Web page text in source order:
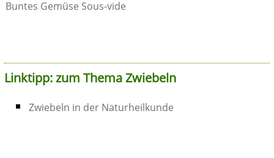
Buntes Gemüse Sous-vide
Linktipp: zum Thema Zwiebeln
Zwiebeln in der Naturheilkunde